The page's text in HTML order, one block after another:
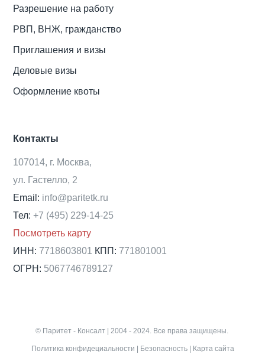
Разрешение на работу
РВП, ВНЖ, гражданство
Приглашения и визы
Деловые визы
Оформление квоты
Контакты
107014, г. Москва,
ул. Гастелло, 2
Email: info@paritetk.ru
Тел: +7 (495) 229-14-25
Посмотреть карту
ИНН: 7718603801 КПП: 771801001
ОГРН: 5067746789127
© Паритет - Консалт | 2004 - 2024. Все права защищены.
Политика конфидециальности | Безопасность| Карта сайта